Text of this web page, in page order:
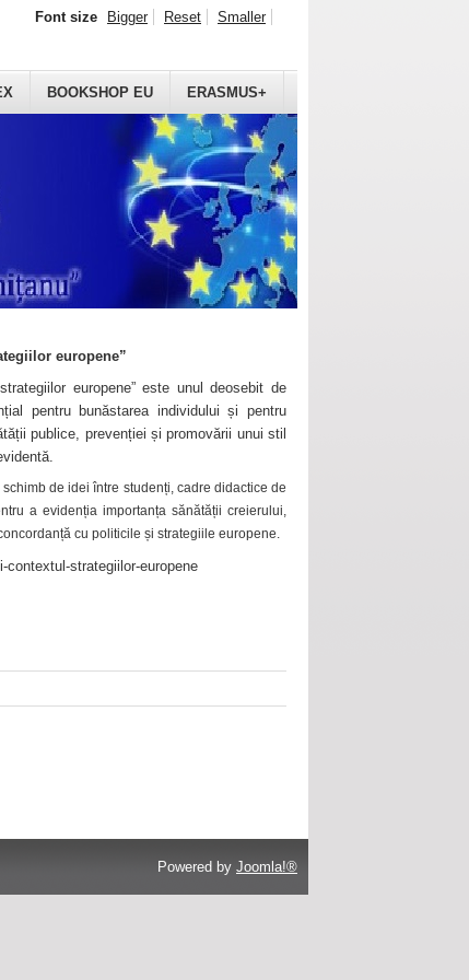
BOOKSHOP EU ERASMUS+
Font size Bigger Reset Smaller
europene”
europene” este unul deosebit de
pentru bunăstarea individului și pentru
publice, prevenției și promovării unui stil
de idei între studenți, cadre didactice de
a evidenția importanța sănătății creierului,
cu politicile și strategiile europene.
contextul-strategiilor-europene
Powered by Joomla!®